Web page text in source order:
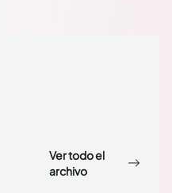
Ver todo el
archivo